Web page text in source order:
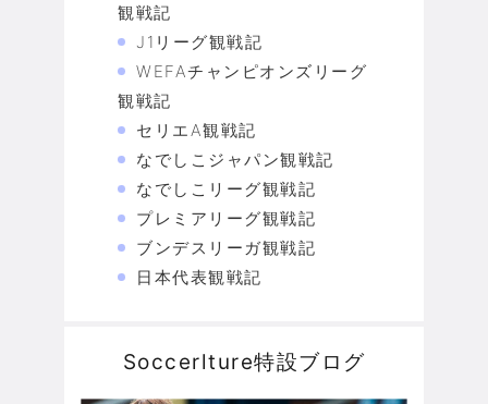
観戦記
J1リーグ観戦記
WEFAチャンピオンズリーグ
観戦記
セリエA観戦記
なでしこジャパン観戦記
なでしこリーグ観戦記
プレミアリーグ観戦記
ブンデスリーガ観戦記
日本代表観戦記
Soccerlture特設ブログ